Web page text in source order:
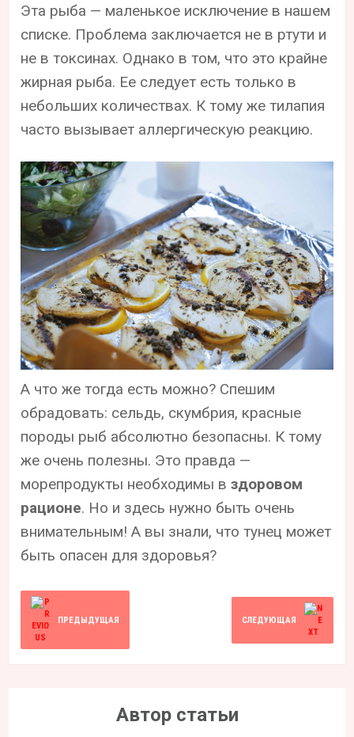
Эта рыба — маленькое исключение в нашем
списке. Проблема заключается не в ртути и
не в токсинах. Однако в том, что это крайне
жирная рыба. Ее следует есть только в
небольших количествах. К тому же тилапия
часто вызывает аллергическую реакцию.
А что же тогда есть можно? Спешим
обрадовать: сельдь, скумбрия, красные
породы рыб абсолютно безопасны. К тому
же очень полезны. Это правда —
морепродукты необходимы вздоровом
рационе. Но и здесь нужно быть очень
внимательным! А вы знали, что тунец может
быть опасен для здоровья?
ПРЕДЫДУЩАЯ СЛЕДУЮЩАЯ
Автор статьи